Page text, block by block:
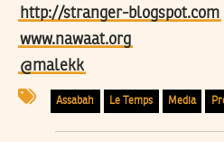
http://stranger-blogspot.com
www.nawaat.org
@malekk
Assabah Le Temps Media